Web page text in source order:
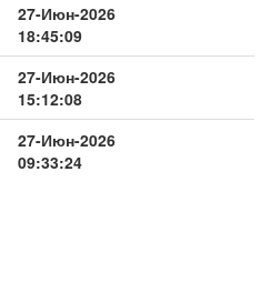
27-Июн-2026
18:45:09
27-Июн-2026
15:12:08
27-Июн-2026
09:33:24